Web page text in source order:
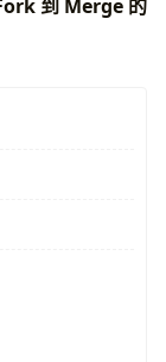
到 Merge 的